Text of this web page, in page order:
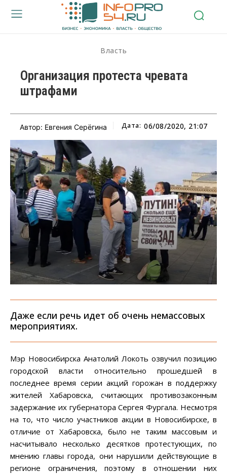
Власть
Организация протеста чревата
штрафами
Автор: Евгения Серёгина Дата: 06/08/2020, 21:07
Даже если речь идет об очень немассовых
мероприятиях.
Мэр Новосибирска Анатолий Локоть озвучил позицию
городской власти относительно прошедшей в
последнее время серии акций горожан в поддержку
жителей Хабаровска, считающих противозаконным
задержание их губернатора Сергея Фургала. Несмотря
на то, что число участников акции в Новосибирске, в
отличие от Хабаровска, было не таким массовым и
насчитывало несколько десятков протестующих, по
мнению главы города, они нарушили действующие в
регионе ограничения, поэтому в отношении них